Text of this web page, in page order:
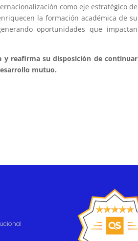
como eje estratégico de
la formación académica de su
oportunidades que impactan
y reafirma su disposición de continuar
mutuo.